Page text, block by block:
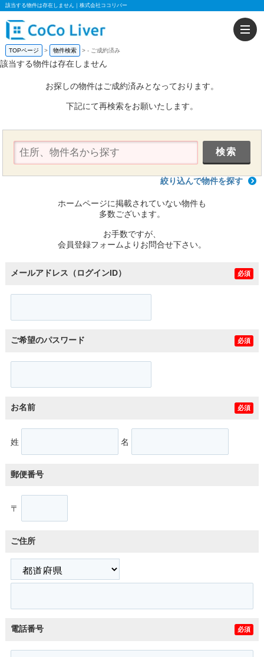
該当する物件は存在しません｜株式会社ココリバー
TOPページ 物件検索 - ご成約済み
該当する物件は存在しません
お探しの物件はご成約済みとなっております。
下記にて再検索をお願いたします。
絞り込んで物件を探す
ホームページに掲載されていない物件も
多数ございます。
お手数ですが、
会員登録フォームよりお問合せ下さい。
メールアドレス（ログインID） 必須
ご希望のパスワード 必須
お名前 必須
姓 名
郵便番号
〒
ご住所
電話番号 必須